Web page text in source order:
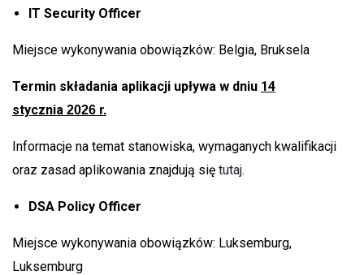
IT Security Officer
Miejsce wykonywania obowiązków: Belgia, Bruksela
Termin składania aplikacji upływa w dniu 14
stycznia 2026 r.
Informacje na temat stanowiska, wymaganych kwalifikacji
oraz zasad aplikowania znajdują się tutaj.
DSA Policy Officer
Miejsce wykonywania obowiązków: Luksemburg,
Luksemburg